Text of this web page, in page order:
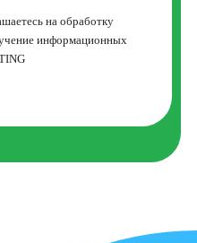
на обработку
информационных